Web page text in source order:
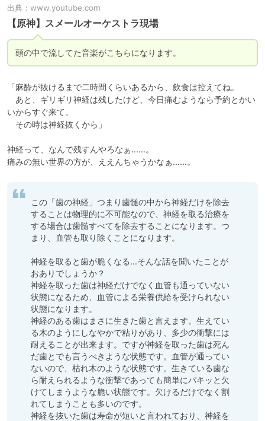
出典： www.youtube.com
【原神】スメールオーケストラ現場
頭の中で流してた音楽がこちらになります。
「麻酔が抜けるまで二時間くらいあるから、飲食は控えてね。
あと、ギリギリ神経は残したけど、今日痛むようなら予約とかい
いからすぐ来て。
その時は神経抜くから」
神経って、なんで残すんやろなぁ……。
痛みの無い世界の方が、ええんちゃうかなぁ……。
この「歯の神経」つまり歯髄の中から神経だけを除去
することは物理的に不可能なので、神経を取る治療を
する場合は歯髄すべてを除去することになります。つ
まり、血管も取り除くことになります。
神経を取ると歯が脆くなる…そんな話を聞いたことが
おありでしょうか？
神経を取った歯は神経だけでなく血管も通っていない
状態になるため、血管による栄養供給を受けられない
状態になります。
神経のある歯はまさに生きた歯と言えます。生えてい
る木のようにしなやかで粘りがあり、多少の衝撃には
耐えることが出来ます。ですが神経を取った歯は死ん
だ歯とでも言うべきような状態です。血管が通ってい
ないので、枯れ木のような状態です。生きている歯な
ら耐えられるような衝撃であっても簡単にパキッと欠
けてしまうような脆い状態です。欠けるだけでなく割
れてしまうことも多いのです。
神経を抜いた歯は寿命が短いと言われており、神経を